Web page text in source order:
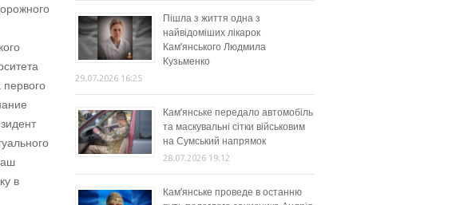
первого
в
Пішла з життя одна з
найвідоміших лікарок
Кам’янського Людмила
Кузьменко
29.07.2026 16:25
Кам’янське передало автомобіль
та маскувальні сітки військовим
на Сумський напрямок
28.07.2026 19:12
Кам’янське проведе в останню